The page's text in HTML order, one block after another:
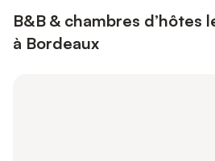
B&B & chambres d’hôtes
à Bordeaux